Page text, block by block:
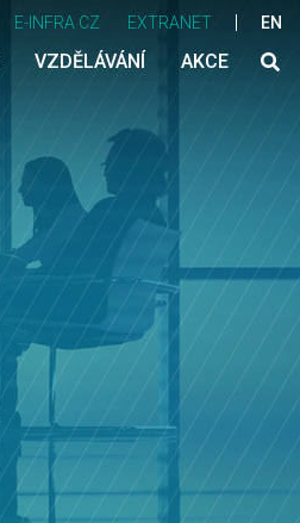
E-INFRA CZ EXTRANET EN
VZDĚLÁVÁNÍ AKCE